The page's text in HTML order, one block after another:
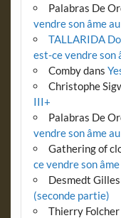
Palabras De
vendre son âme
TALLARIDA
est-ce vendre son
Combydans
Christophe
III+
Palabras De
vendre son âme
Gathering of
ce vendre son
Desmedt Gilles
(seconde partie)
Thierry Folcher